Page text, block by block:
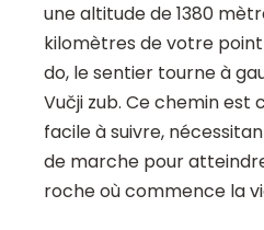
une altitude de 1380
kilomètres de votre
do, le sentier tourne à
Vučji zub. Ce chemin
facile à suivre,
de marche pour
roche où commence la